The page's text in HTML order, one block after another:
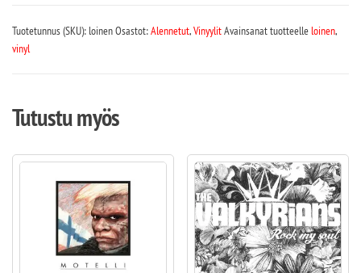
Tuotetunnus (SKU): loinenOsastot:Alennetut,VinyylitAvainsanat tuotteelleloinen,
vinyl
Tutustu myös